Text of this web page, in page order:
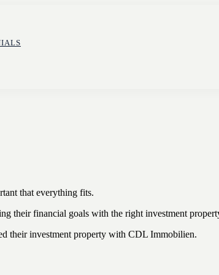
that everything fits.
their financial goals with the right investment
their investment property with CDL Immobilien.